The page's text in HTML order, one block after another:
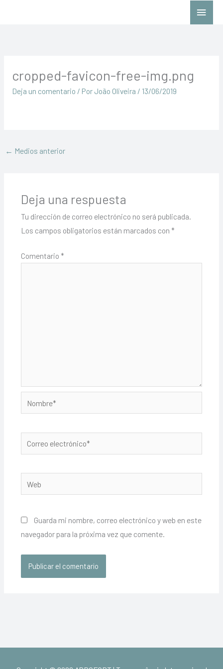
Menú
cropped-favicon-free-img.png
Deja un comentario / Por João Oliveira / 13/06/2019
← Medios anterior
Deja una respuesta
Tu dirección de correo electrónico no será publicada.
Los campos obligatorios están marcados con *
Comentario *
electrónico*
Guarda mi nombre, correo electrónico y web en este
navegador para la próxima vez que comente.